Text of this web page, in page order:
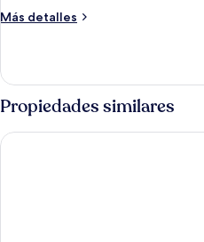
Más detalles
Más
Propiedades similares
L'Acquale